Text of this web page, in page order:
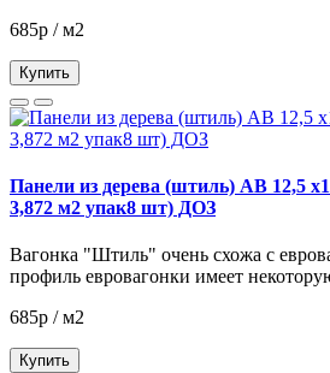
685р / м2
Купить
Панели из дерева (штиль) АВ 12,5
3,872 м2 упак8 шт) ДОЗ
Вагонка "Штиль" очень схожа с
профиль евровагонки имеет
685р / м2
Купить